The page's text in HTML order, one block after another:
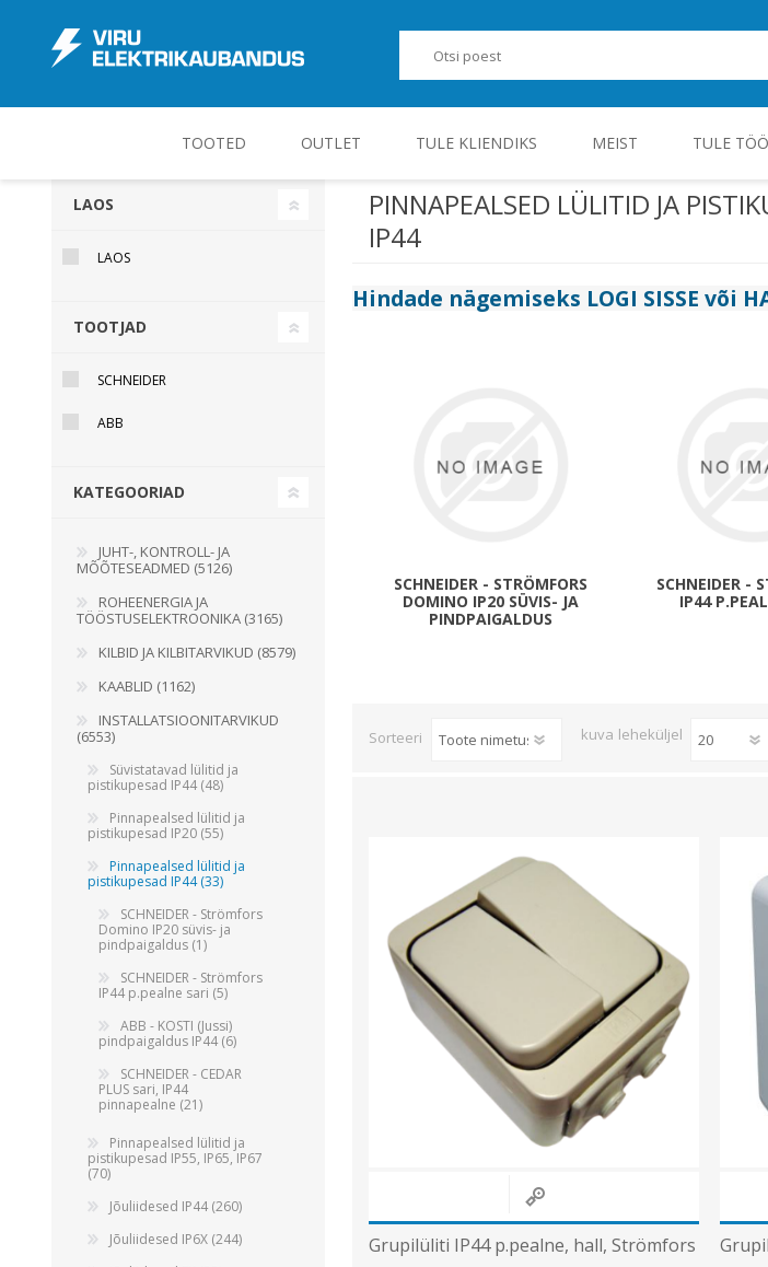
TOOTED
JUHT-, KONTROLL- JA MÕÕTESEADMED
Elektromehaaniline relee
Toiteplokid AC/DC, DC/DC
Vaata kõiki
Kontrollerid
Sagedusmuundurid
KAABLID
Alumiiniumkaablid ja -juhtmed
Painduvad kontrollkaablid
Nõrkvoolukaablid
Süvistatavad lülitid ja pistikupesad
Pinnapealsed lülitid ja pistikupesad
Pinnapealsed lülitid ja pistikupesad
Pinnapealsed lülitid ja pistikupesad
Vaata kõiki
OUTLET TULE KLIENDIKS MEIST TULE
PINNAPEALSED LÜLITID JA
IP44
Hindade nägemiseks LOGI SISSE või
SCHNEIDER - STRÖMFORS
DOMINO IP20 SÜVIS- JA
PINDPAIGALDUS
SCHNEIDER -
IP44
Sorteeri kuva leheküljel
Grupilüliti IP44 p.pealne, hall, Strömfors
LAOS
LAOS
TOOTJAD
SCHNEIDER
ABB
KATEGOORIAD
JUHT-, KONTROLL- JA
MÕÕTESEADMED (5126)
ROHEENERGIA JA
TÖÖSTUSELEKTROONIKA (3165)
KILBID JA KILBITARVIKUD (8579)
KAABLID (1162)
INSTALLATSIOONITARVIKUD
(6553)
Süvistatavad lülitid ja
pistikupesad IP44 (48)
Pinnapealsed lülitid ja
pistikupesad IP20 (55)
Pinnapealsed lülitid ja
pistikupesad IP44 (33)
SCHNEIDER - Strömfors
Domino IP20 süvis- ja
pindpaigaldus (1)
SCHNEIDER - Strömfors
IP44 p.pealne sari (5)
ABB - KOSTI (Jussi)
pindpaigaldus IP44 (6)
SCHNEIDER - CEDAR
PLUS sari, IP44
pinnapealne (21)
Pinnapealsed lülitid ja
pistikupesad IP55, IP65, IP67
(70)
Jõuliidesed IP44 (260)
Jõuliidesed IP6X (244)